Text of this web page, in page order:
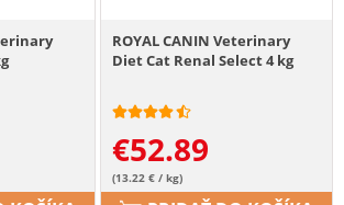
ROYAL CANIN Veterinary
Diet Cat Renal Select 4 kg
€52.89
(13.22 € / kg)